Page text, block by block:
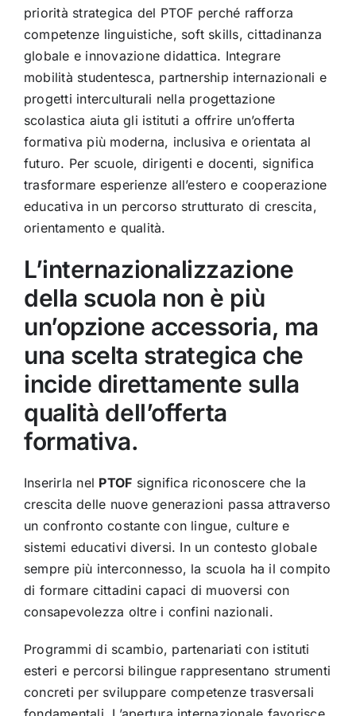
priorità strategica del PTOF perché rafforza
competenze linguistiche, soft skills, cittadinanza
globale e innovazione didattica. Integrare
mobilità studentesca, partnership internazionali e
progetti interculturali nella progettazione
scolastica aiuta gli istituti a offrire un’offerta
formativa più moderna, inclusiva e orientata al
futuro. Per scuole, dirigenti e docenti, significa
trasformare esperienze all’estero e cooperazione
educativa in un percorso strutturato di crescita,
orientamento e qualità.
L’internazionalizzazione
della scuola non è più
un’opzione accessoria, ma
una scelta strategica che
incide direttamente sulla
qualità dell’offerta
formativa.
Inserirla nel PTOF significa riconoscere che la
crescita delle nuove generazioni passa attraverso
un confronto costante con lingue, culture e
sistemi educativi diversi. In un contesto globale
sempre più interconnesso, la scuola ha il compito
di formare cittadini capaci di muoversi con
consapevolezza oltre i confini nazionali.
Programmi di scambio, partenariati con istituti
esteri e percorsi bilingue rappresentano strumenti
concreti per sviluppare competenze trasversali